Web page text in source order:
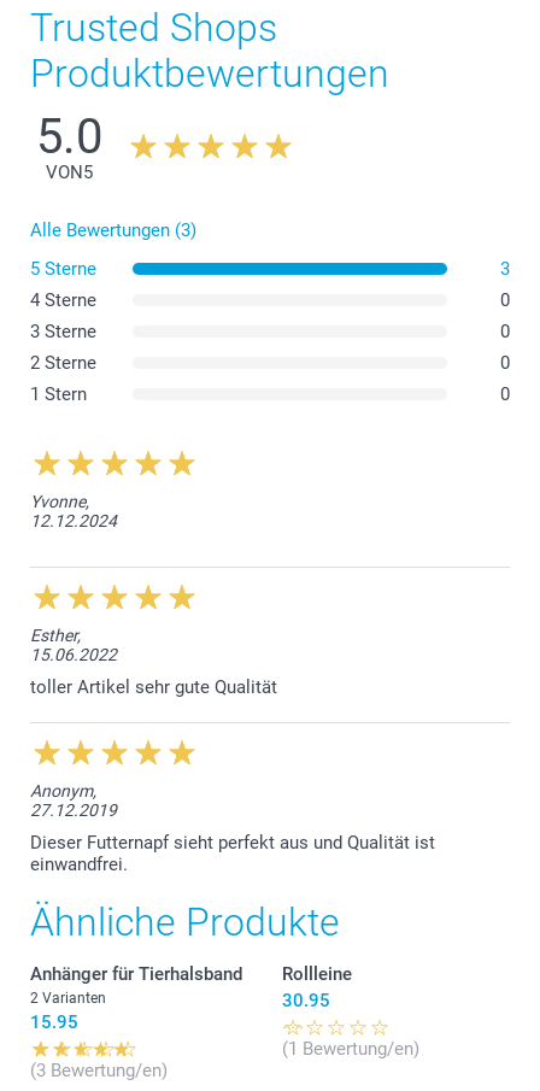
Neu:
Trusted Shops
Produktbewertungen
5.0
VON5
Alle Bewertungen (3)
5 Sterne
3
4 Sterne
0
3 Sterne
0
2 Sterne
0
1 Stern
0
Yvonne,
12.12.2024
Esther,
15.06.2022
toller Artikel sehr gute Qualität
Anonym,
27.12.2019
Dieser Futternapf sieht perfekt aus und Qualität ist
einwandfrei.
Ähnliche Produkte
Anhänger für Tierhalsband
2 Varianten
15.95
(3 Bewertung/en)
Rollleine
30.95
(1 Bewertung/en)